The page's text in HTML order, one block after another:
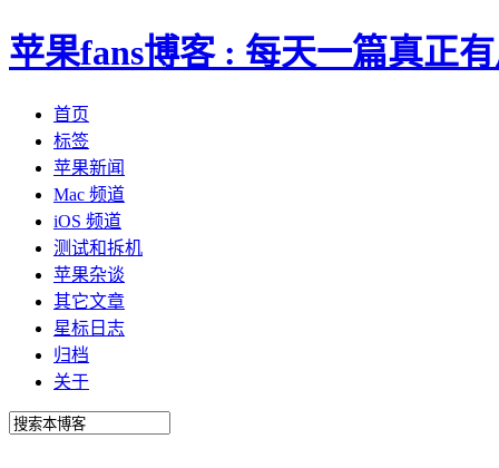
苹果fans博客 : 每天一篇真正
首页
标签
苹果新闻
Mac 频道
iOS 频道
测试和拆机
苹果杂谈
其它文章
星标日志
归档
关于